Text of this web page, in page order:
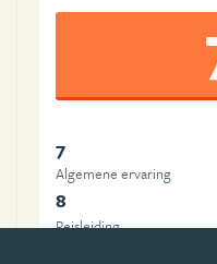
7
Algemene ervaring
8
Reisleiding